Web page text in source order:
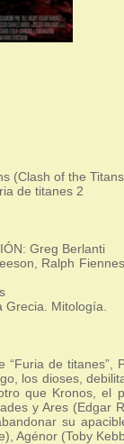
(Clash of the
de titanes 2
Greg Berlanti
Ralph
Grecia. Mitología.
“Furia de
los dioses,
que Kronos, el
y Ares
su
Agénor (Toby